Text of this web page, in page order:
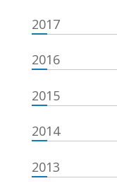
2017
2016
2015
2014
2013